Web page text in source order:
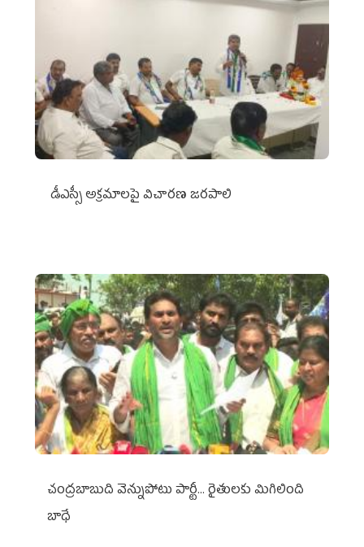
డీఎస్సీ అక్రమాలపై విచారణ జరపాలి
చంద్రబాబుది వెన్నుపోటు పార్టీ... రైతులకు మిగిలింది
బాధే